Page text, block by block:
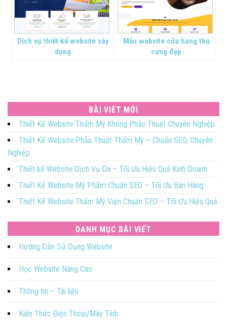
Dịch vụ thiết kế website xây
dựng
Mẫu website cửa hàng thú
cưng đẹp
BÀI VIẾT MỚI
Thiết Kế Website Thẩm Mỹ Không Phẫu Thuật Chuyên Nghiệp
Thiết Kế Website Phẫu Thuật Thẩm Mỹ – Chuẩn SEO, Chuyên
Nghiệp
Thiết kế Website Dịch Vụ Da – Tối Ưu Hiệu Quả Kinh Doanh
Thiết Kế Website Mỹ Phẩm Chuẩn SEO – Tối Ưu Bán Hàng
Thiết Kế Website Thẩm Mỹ Viện Chuẩn SEO – Tối Ưu Hiệu Quả
DANH MỤC BÀI VIẾT
Hướng Dẫn Sử Dụng Website
Học Website Nâng Cao
Thông tin – Tài liệu
Kiến Thức Điện Thoại/Máy Tính